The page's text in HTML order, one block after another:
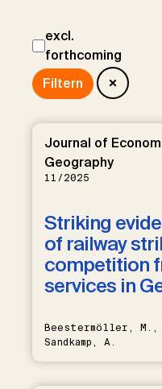
excl.
forthcoming
Journal of
Geography
11/2025
Striking
of railway
competition
services in
Beestermöller, M.,
Sandkamp, A.